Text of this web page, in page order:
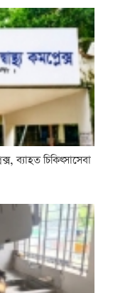
ব্যাহত চিকিৎসাসেবা